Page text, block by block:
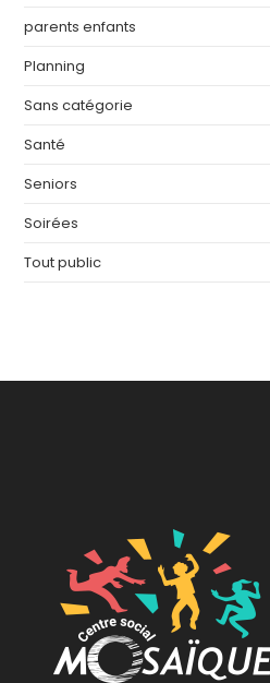
parents enfants
Planning
Sans catégorie
Santé
Seniors
Soirées
Tout public